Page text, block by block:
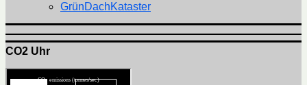
GrünDachKataster
CO2 Uhr